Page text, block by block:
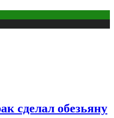
сделал обезьяну